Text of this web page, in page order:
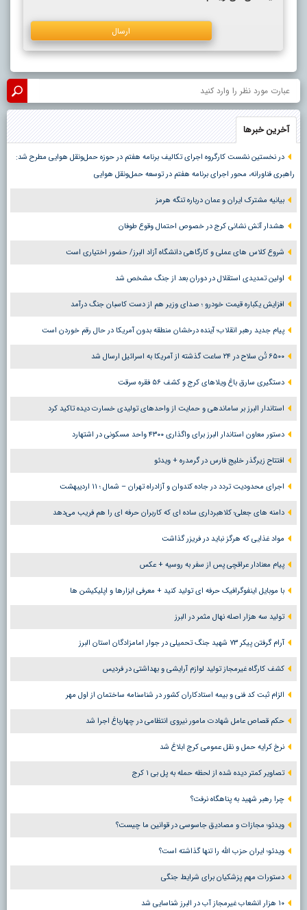
آخرین خبرها
در نخستین نشست کارگروه اجرای تکالیف برنامه هفتم در حوزه حمل‌ونقل هوایی مطرح شد:
راهبری فناورانه، محور اجرای برنامه هفتم در توسعه حمل‌ونقل هوایی
بیانیه مشترک ایران و عمان درباره تنگه هرمز
هشدار آتش نشانی کرج در خصوص احتمال وقوع طوفان
شروع کلاس های عملی و کارگاهی دانشگاه آزاد البرز/ حضور اختیاری است
اولین تمدیدی استقلال در دوران بعد از جنگ مشخص شد
افزایش یکباره قیمت خودرو ؛ صدای وزیر هم از دست کاسبان جنگ درآمد
پیام جدید رهبر انقلاب؛ آینده درخشان منطقه بدون آمریکا در حال رقم خوردن است
۶۵۰۰ تُن سلاح در ۲۴ ساعت گذشته از آمریکا به اسرائیل ارسال شد
دستگیری سارق باغ ویلاهای کرج و کشف ۵۶ فقره سرقت
استاندار البرز بر ساماندهی و حمایت از واحدهای تولیدی خسارت دیده تاکید کرد
دستور معاون استاندار البرز برای واگذاری ۴۳۰۰ واحد مسکونی در اشتهارد
افتتاح زیرگذر خلیج فارس در گرمدره + ویدئو
اجرای محدودیت تردد در جاده کندوان و آزادراه تهران – شمال ؛ ١١ اردیبهشت
دامنه های جعلی؛ کلاهبرداری ساده ای که کاربران حرفه ای را هم فریب می‌دهد
مواد غذایی که هرگز نباید در فریزر گذاشت
پیام معنادار عراقچی پس از سفر به روسیه + عکس
با موبایل اینفوگرافیک حرفه ای تولید کنید + معرفی ابزارها و اپلیکیشن ها
تولید سه هزار اصله نهال مثمر در البرز
آرام گرفتن پیکر ۷۳ شهید جنگ تحمیلی در جوار امامزادگان استان البرز
کشف کارگاه غیرمجاز تولید لوازم آرایشی و بهداشتی در فردیس
الزام ثبت کد فنی و بیمه استادکاران کشور در شناسنامه ساختمان از اول مهر
حکم قصاص عامل شهادت مامور نیروی انتظامی در چهارباغ اجرا شد
نرخ کرایه حمل و نقل عمومی کرج ابلاغ شد
تصاویر کمتر دیده شده از لحظه حمله به پل بی ۱ کرج
چرا رهبر شهید به پناهگاه نرفت؟
ویدئو؛ مجازات و مصادیق جاسوسی در قوانین ما چیست؟
ویدئو؛ ایران حزب الله را تنها گذاشته است؟
دستورات مهم پزشکیان برای شرایط جنگی
۱۰ هزار انشعاب غیرمجاز آب در البرز شناسایی شد